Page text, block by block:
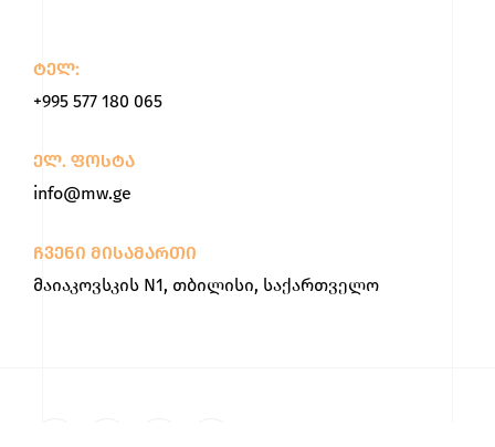
ტელ:
+995 577 180 065
ელ. ფოსტა
info@mw.ge
ჩვენი მისამართი
მაიაკოვსკის N1, თბილისი, საქართველო